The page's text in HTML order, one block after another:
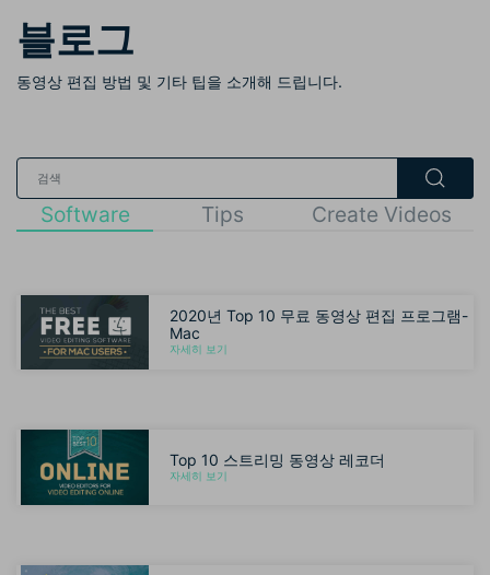
블로그
동영상 편집 방법 및 기타 팁을 소개해 드립니다.
Software Tips Create Videos
2020년 Top 10 무료 동영상 편집 프로그램-
Mac
자세히 보기
Top 10 스트리밍 동영상 레코더
자세히 보기